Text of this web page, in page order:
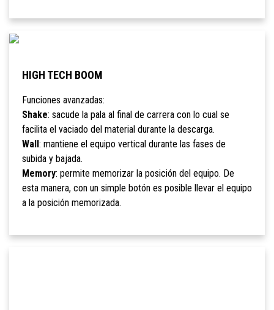
HIGH TECH BOOM
Funciones avanzadas:
Shake: sacude la pala al final de carrera con lo cual se
facilita el vaciado del material durante la descarga.
Wall : mantiene el equipo vertical durante las fases de
subida y bajada.
Memory: permite memorizar la posición del equipo. De
esta manera, con un simple botón es posible llevar el equipo
a la posición memorizada.